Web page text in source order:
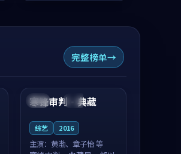
完整榜单
日本 院线
99:30
寒锋审判·典藏
综艺 2016
主演： 黄渤、章子怡 等